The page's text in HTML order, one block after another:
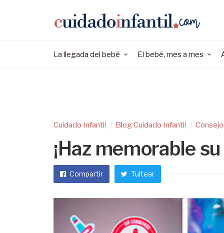
La llegada del bebé El bebé, mes a mes
Cuidado Infantil Blog Cuidado Infantil
¡Haz memorable
Compartir Tuitear